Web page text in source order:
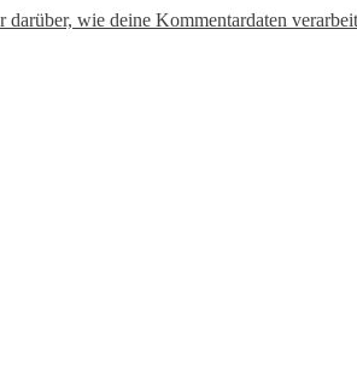
darüber, wie deine Kommentardaten